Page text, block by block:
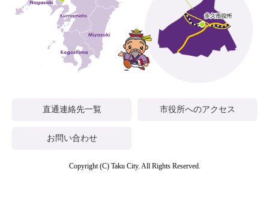
直通連絡先一覧 市役所へのアクセス
お問い合わせ
Copyright (C) Taku City. All Rights Reserved.